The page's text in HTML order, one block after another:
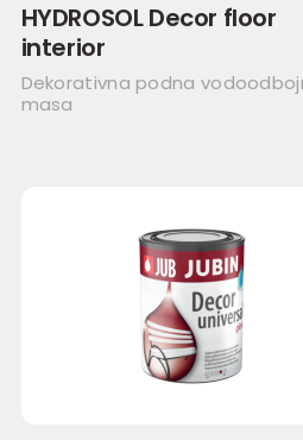
HYDROSOL Decor floor
interior
Dekorativna podna
masa